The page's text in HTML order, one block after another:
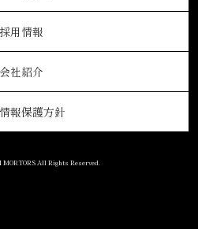
採用情報
会社紹介
報保護方針
All Rights Reserved.